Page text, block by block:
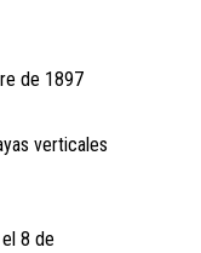
de 1897
verticales
8 de